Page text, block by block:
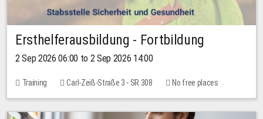
Ersthelferausbildung - Fortbildung
2 Sep 2026 06:00 to 2 Sep 2026 14:00
Training Carl-Zeiß-Straße 3 - SR 308 No free places